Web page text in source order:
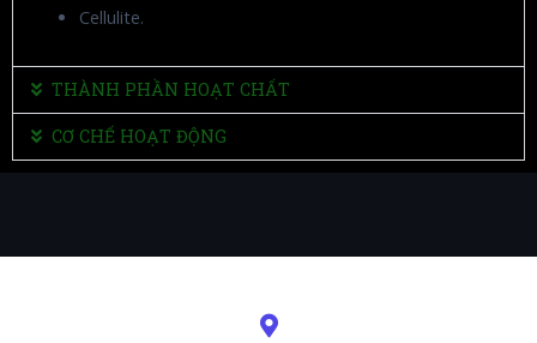
Cellulite.
THÀNH PHẦN HOẠT CHẤT
CƠ CHẾ HOẠT ĐỘNG